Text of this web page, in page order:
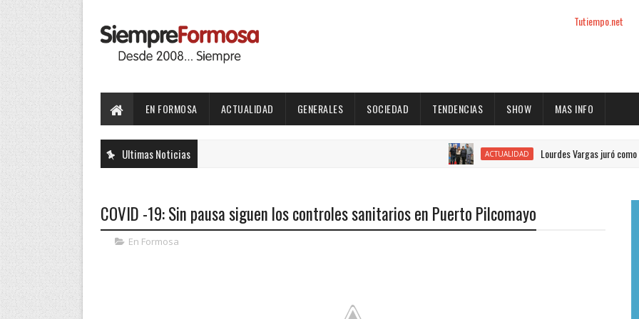
Tutiempo.net
EN FORMOSA ACTUALIDAD GENERALES SOCIEDAD TENDENCIAS SHOW MAS INFO
Ultimas Noticias ACTUALIDAD Lourdes Vargas juró como
COVID -19: Sin pausa siguen los controles sanitarios en Puerto Pilcomayo
En Formosa